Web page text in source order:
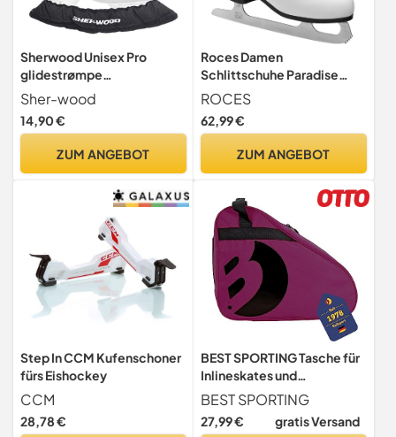
Sherwood Unisex Pro
glidestrømpe
Kufenschoner, Schwarz,
Einheitsgröße EU
Sher-wood
14,90 €
ZUM ANGEBOT
Roces Damen
Schlittschuhe Paradise
Lama Damen Schlittschuh,
Weiß, 37 EU
ROCES
62,99 €
ZUM ANGEBOT
Step In CCM Kufenschoner
fürs Eishockey
CCM
28,78 €
BEST SPORTING Tasche für
Inlineskates und
Schlittschuhe Mit
Verstellbarem Trageriemen
in Violett - Große
BEST SPORTING
27,99 € gratis Versand